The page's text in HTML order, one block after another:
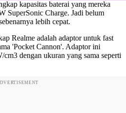
kapasitas baterai yang mereka
SuperSonic Charge. Jadi belum
lebih cepat.
Realme adalah adaptor untuk fast
'Pocket Cannon'. Adaptor ini
dengan ukuran yang sama seperti